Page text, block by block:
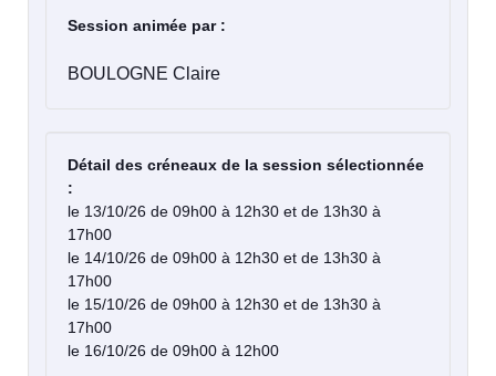
Session animée par :
BOULOGNE Claire
Détail des créneaux de la session sélectionnée
:
le 13/10/26 de 09h00 à 12h30 et de 13h30 à
17h00
le 14/10/26 de 09h00 à 12h30 et de 13h30 à
17h00
le 15/10/26 de 09h00 à 12h30 et de 13h30 à
17h00
le 16/10/26 de 09h00 à 12h00